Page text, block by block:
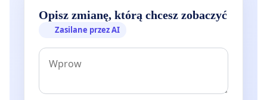
Opisz zmianę, którą chcesz zobaczyć
Zasilane przez AI